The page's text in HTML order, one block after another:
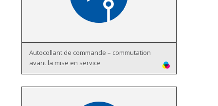
Autocollant de commande – commutation
avant la mise en service